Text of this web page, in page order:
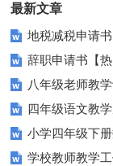
最新文章
地税减税申请书
辞职申请书【热
八年级老师教
四年级语文教
小学四年级下
划 学校教师教学